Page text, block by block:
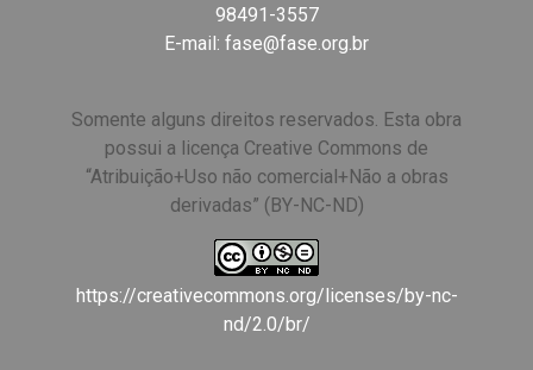
98491-3557
E-mail: fase@fase.org.br
Somente alguns direitos reservados. Esta obra
possui a licença Creative Commons de
“Atribuição+Uso não comercial+Não a obras
derivadas” (BY-NC-ND)
https://creativecommons.org/licenses/by-nc-
nd/2.0/br/